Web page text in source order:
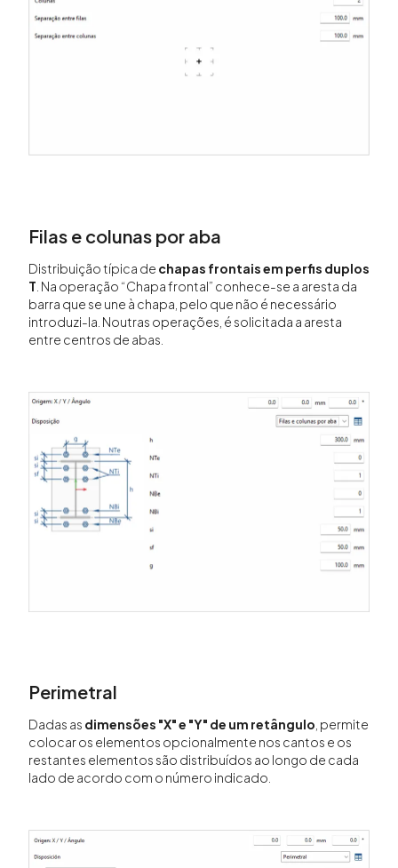
Filas e colunas por aba
Distribuição típica de chapas frontais em perfis duplos
T . Na operação “Chapa frontal” conhece-se a aresta da
barra que se une à chapa, pelo que não é necessário
introduzi-la. Noutras operações, é solicitada a aresta
entre centros de abas.
Perimetral
Dadas as dimensões "X" e "Y" de um retângulo , permite
colocar os elementos opcionalmente nos cantos e os
restantes elementos são distribuídos ao longo de cada
lado de acordo com o número indicado.